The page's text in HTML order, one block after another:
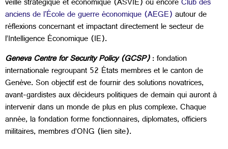
veille stratégique et économique (ASVIE) ou encoreClub des
anciens de l'École de guerre économique (AEGE)autour de
réflexions concernant et impactant directement le secteur de
l’Intelligence Économique (IE).
Geneva Centre for Security Policy (GCSP): fondation
internationale regroupant 52 États membres et le canton de
Genève. Son objectif est de fournir des solutions novatrices,
avant-gardistes aux décideurs politiques de demain qui auront à
intervenir dans un monde de plus en plus complexe. Chaque
année, la fondation forme fonctionnaires, diplomates, officiers
militaires, membres d’ONG (lien site).